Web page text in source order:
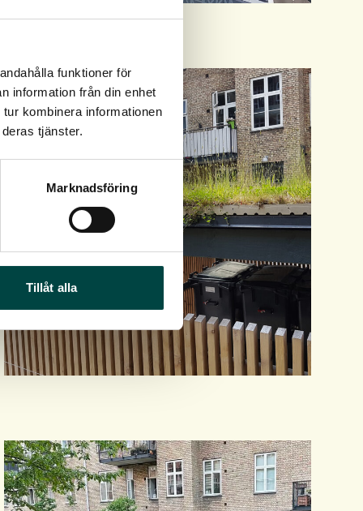
funktioner för
information från din enhet
kombinera informationen
tjänster.
Marknadsföring
Tillåt alla